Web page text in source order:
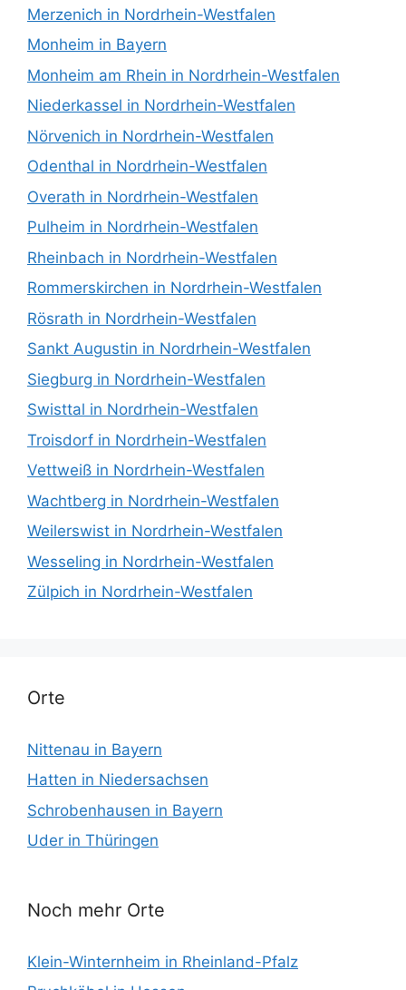
Merzenich in Nordrhein-Westfalen
Monheim in Bayern
Monheim am Rhein in Nordrhein-Westfalen
Niederkassel in Nordrhein-Westfalen
Nörvenich in Nordrhein-Westfalen
Odenthal in Nordrhein-Westfalen
Overath in Nordrhein-Westfalen
Pulheim in Nordrhein-Westfalen
Rheinbach in Nordrhein-Westfalen
Rommerskirchen in Nordrhein-Westfalen
Rösrath in Nordrhein-Westfalen
Sankt Augustin in Nordrhein-Westfalen
Siegburg in Nordrhein-Westfalen
Swisttal in Nordrhein-Westfalen
Troisdorf in Nordrhein-Westfalen
Vettweiß in Nordrhein-Westfalen
Wachtberg in Nordrhein-Westfalen
Weilerswist in Nordrhein-Westfalen
Wesseling in Nordrhein-Westfalen
Zülpich in Nordrhein-Westfalen
Orte
Nittenau in Bayern
Hatten in Niedersachsen
Schrobenhausen in Bayern
Uder in Thüringen
Noch mehr Orte
Klein-Winternheim in Rheinland-Pfalz